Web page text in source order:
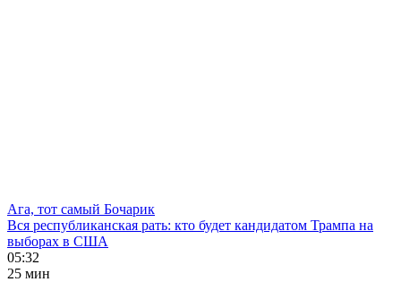
Ага, тот самый Бочарик
Вся республиканская рать: кто будет кандидатом Трампа на
выборах в США
05:32
25 мин